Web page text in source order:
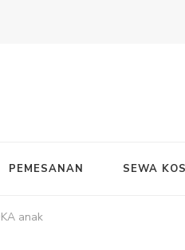
PEMESANAN SEWA
anak